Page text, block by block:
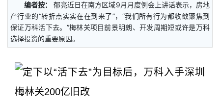
编者按：
郁亮近日在南方区域9月月度例会上讲话表示，房地
产行业的“转折点实实在在到来了”，“我们所有行为都收敛聚焦到
保证万科活下去。”梅林关项目前景明朗、开发周期短或许是万科
选择投资的重要原因。